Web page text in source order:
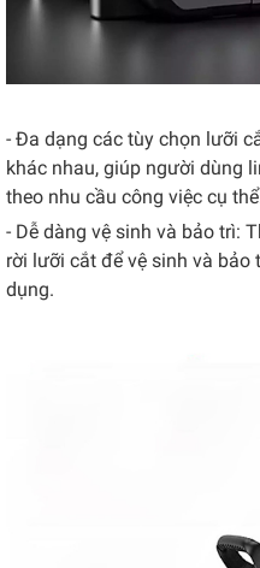
- Đa dạng các tùy chọn lưỡi
khác nhau, giúp người dùng
theo nhu cầu công việc cụ
- Dễ dàng vệ sinh và bảo trì:
rời lưỡi cắt để vệ sinh và
dụng.